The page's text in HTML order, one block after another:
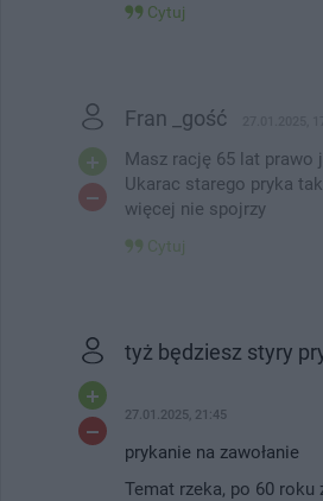
Cytuj
Fran _gość
Masz rację 65 lat prawo
Ukarac starego pryka
więcej nie spojrzy
Cytuj
tyż będziesz styry
27.01.2025, 21:45
prykanie na zawołanie
Temat rzeka, po 60 roku